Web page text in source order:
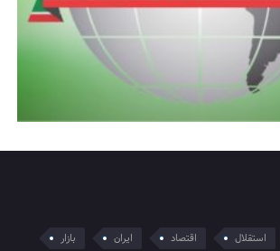
استقلال اقتصاد ایران بازار